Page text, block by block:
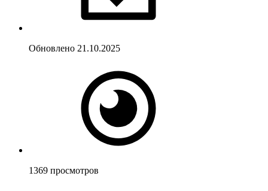
Обновлено 21.10.2025
1369 просмотров